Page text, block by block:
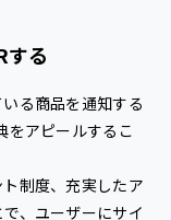
する
る商品を通知する
をアピールするこ
制度、充実したア
、ユーザーにサイ